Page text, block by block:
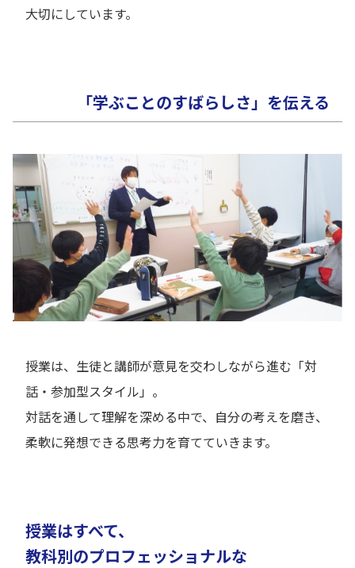
大切にしています。
「学ぶことのすばらしさ」を伝える
授業は、生徒と講師が意見を交わしながら進む「対
話・参加型スタイル」。
対話を通して理解を深める中で、自分の考えを磨き、
柔軟に発想できる思考力を育てていきます。
授業はすべて、
教科別のプロフェッショナルな